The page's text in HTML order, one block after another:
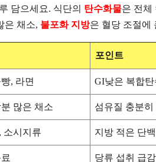
담으세요. 식단의 탄수화물은 전체
은 채소, 불포화 지방은 혈당 조절에
포인트
, 라면 GI낮은 복합
많은 채소 섬유질 충분히
소시지류 지방 적은 단
당류 섭취 급